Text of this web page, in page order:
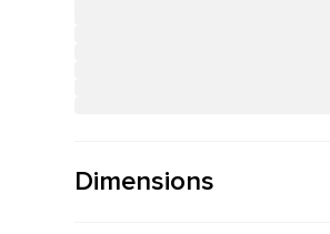
Dimensions